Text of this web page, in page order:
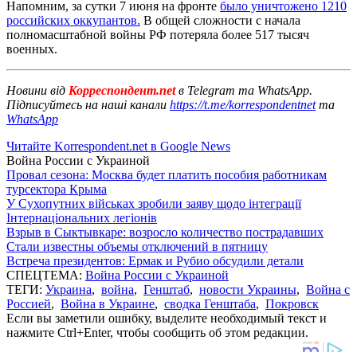
Напомним, за сутки 7 июня на фронте было уничтожено 1210
российских оккупантов. В общей сложности с начала
полномасштабной войны РФ потеряла более 517 тысяч
военных.
Новини від Корреспондент.netв Telegram та WhatsApp.
Підписуйтесь на наші канали https://t.me/korrespondentnetта
WhatsApp
Читайте Korrespondent.net в Google News
Война России с Украиной
Провал сезона: Москва будет платить пособия работникам
турсектора Крыма
У Сухопутних військах зробили заяву щодо інтеграції
Інтернаціональних легіонів
Взрыв в Сыктывкаре: возросло количество пострадавших
Стали известны объемы отключений в пятницу
Встреча президентов: Ермак и Рубио обсудили детали
СПЕЦТЕМА: Война России с Украиной
ТЕГИ: Украина, война, Генштаб, новости Украины, Война с
Россией, Война в Украине, сводка Генштаба, Покровск
Если вы заметили ошибку, выделите необходимый текст и
нажмите Ctrl+Enter, чтобы сообщить об этом редакции.